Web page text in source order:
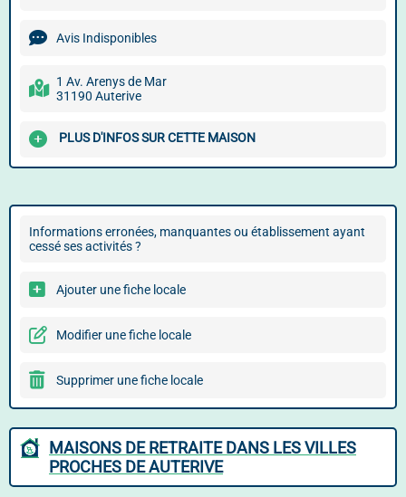
Avis Indisponibles
1 Av. Arenys de Mar
31190 Auterive
PLUS D'INFOS SUR CETTE MAISON
Informations erronées, manquantes ou établissement ayant
cessé ses activités ?
Ajouter une fiche locale
Modifier une fiche locale
Supprimer une fiche locale
MAISONS DE RETRAITE DANS LES VILLES
PROCHES DE AUTERIVE